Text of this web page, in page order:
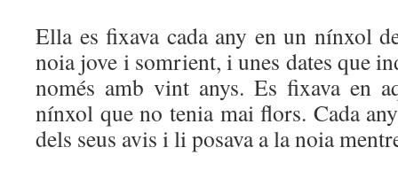
Ella es fixava cada any en un nínxol
noia jove i somrient, i unes dates que
només amb vint anys. Es fixava en
nínxol que no tenia mai flors. Cada
dels seus avis i li posava a la noia